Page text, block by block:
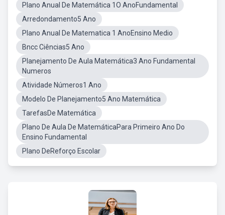
Plano Anual De Matemática 1O AnoFundamental
Arredondamento5 Ano
Plano Anual De Matematica 1 AnoEnsino Medio
Bncc Ciências5 Ano
Planejamento De Aula Matemática3 Ano Fundamental
Numeros
Atividade Números1 Ano
Modelo De Planejamento5 Ano Matemática
TarefasDe Matemática
Plano De Aula De MatemáticaPara Primeiro Ano Do
Ensino Fundamental
Plano DeReforço Escolar